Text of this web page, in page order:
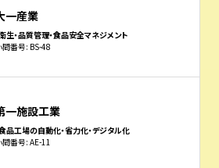
一産業
生・品質管理・食品安全マネジメント
間番号: BS-48
一施設工業
食品工場の自動化・省力化・デジタル化
間番号: AE-11